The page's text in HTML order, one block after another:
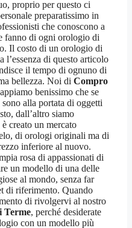
proprio per questo ci
preparatissimo in
che conoscono a
fanno di ogni orologio di
Il costo di un orologio di
l’essenza di questo articolo
il tempo di ognuno di
bellezza. Noi di Compro
benissimo che se
alla portata di oggetti
dall’altro siamo
creato un mercato
di orologi originali ma di
inferiore al nuovo.
rosa di appassionati di
un modello di una delle
al mondo, senza far
di riferimento. Quando
di rivolgervi al nostro
Terme, perché desiderate
con un modello più